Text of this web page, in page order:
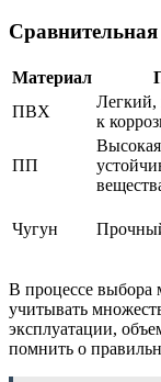
Материал
ПВХ
Легкий,
к
ПП
Высокая
Чугун
В процессе выбора
учитывать
эксплуатации,
помнить о